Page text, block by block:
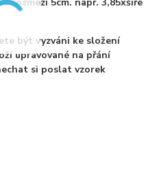
být vyzváni ke složení
upravované na přání
si poslat vzorek